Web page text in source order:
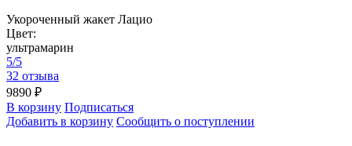
Укороченный жакет Лацио
Цвет:
ультрамарин
5/5
32 отзыва
9890 ₽
В корзину Подписаться
Добавить в корзину Сообщить о поступлении